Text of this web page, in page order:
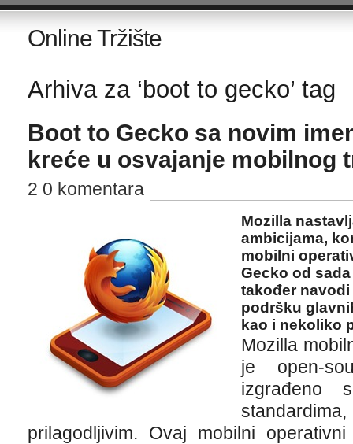
Online Tržište
Arhiva za ‘boot to gecko’ tag
Boot to Gecko sa novim
kreće u osvajanje mobilnog
2 0 komentara
Mozilla
ambicijama,
mobilni
Gecko od
također
podršku
kao i nekoliko
Mozilla
je open-
izgrađeno
prilagodljivim. Ovaj mobilni